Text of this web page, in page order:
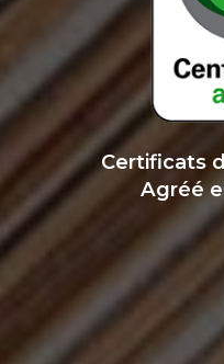
Certificats
Agréé